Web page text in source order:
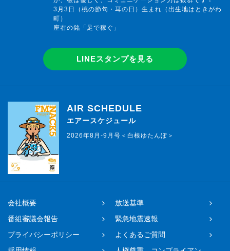
3月3日（桃の節句・耳の日）生まれ（出生地はときがわ
町）
座右の銘「足で稼ぐ」
LINEスタンプを見る
AIR SCHEDULE
エアースケジュール
2026年8月-9月号＜白根ゆたんぽ＞
会社概要
放送基準
番組審議会報告
緊急地震速報
プライバシーポリシー
よくあるご質問